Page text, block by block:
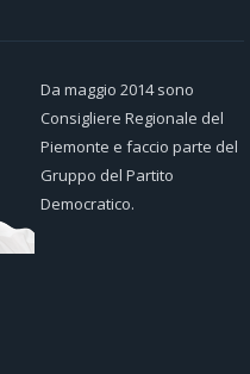
Da maggio 2014 sono
Consigliere Regionale del
Piemonte e faccio parte del
Gruppo del Partito
Democratico.